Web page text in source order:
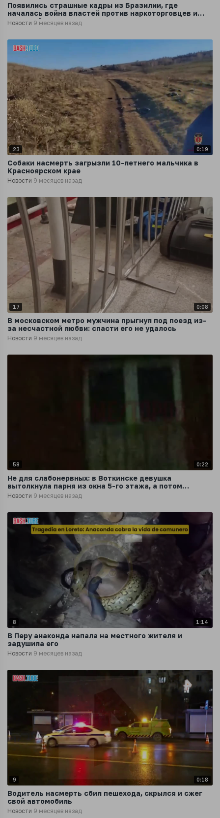
Появились страшные кадры из Бразилии, где
началась война властей против наркоторговцев и
картелей
Новости 9 месяцев назад
23 0:19
Собаки насмерть загрызли 10-летнего мальчика в
Красноярском крае
Новости 9 месяцев назад
17 0:08
В московском метро мужчина прыгнул под поезд из-
за несчастной любви: спасти его не удалось
Новости 9 месяцев назад
58 0:22
Не для слабонервных: в Воткинске девушка
вытолкнула парня из окна 5-го этажа, а потом
спрыгнула сама
Новости 9 месяцев назад
8 1:14
В Перу анаконда напала на местного жителя и
задушила его
Новости 9 месяцев назад
9 0:18
Водитель насмерть сбил пешехода, скрылся и сжег
свой автомобиль
Новости 9 месяцев назад